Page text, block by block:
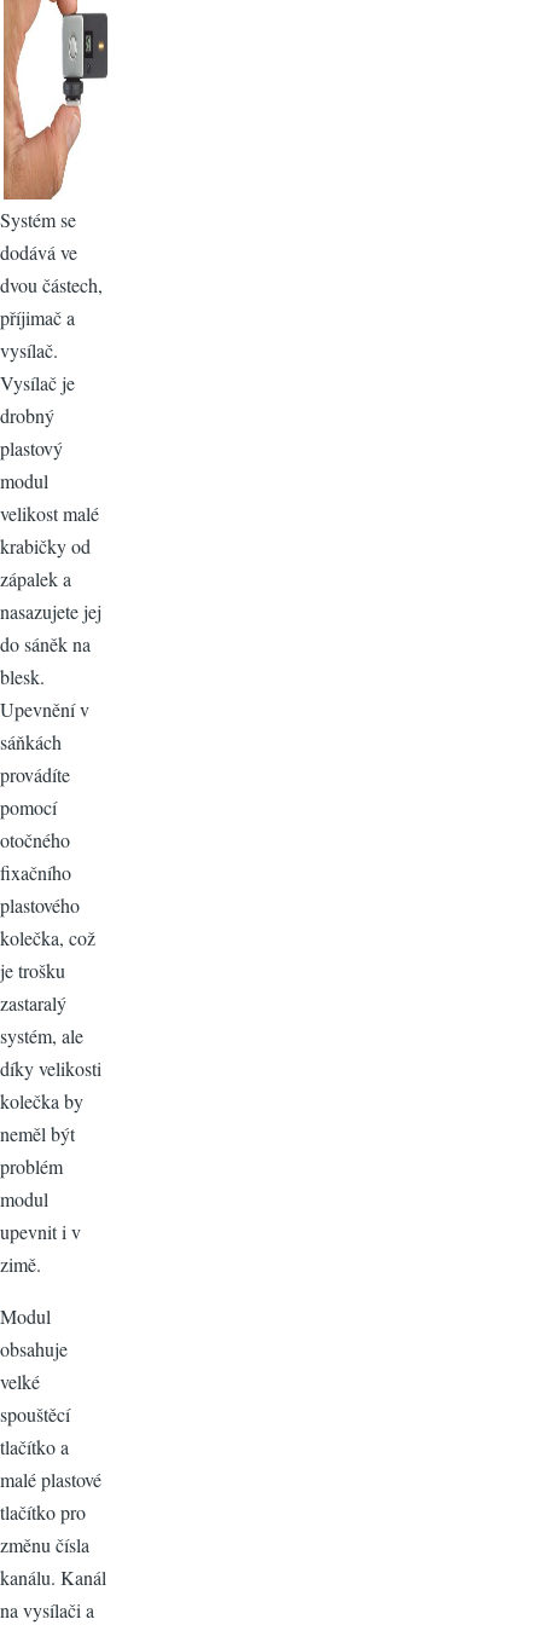
Systém se
dodává ve
dvou částech,
příjimač a
vysílač.
Vysílač je
drobný
plastový
modul
velikost malé
krabičky od
zápalek a
nasazujete jej
do sáněk na
blesk.
Upevnění v
sáňkách
provádíte
pomocí
otočného
fixačního
plastového
kolečka, což
je trošku
zastaralý
systém, ale
díky velikosti
kolečka by
neměl být
problém
modul
upevnit i v
zimě.
Modul
obsahuje
velké
spouštěcí
tlačítko a
malé plastové
tlačítko pro
změnu čísla
kanálu. Kanál
na vysílači a